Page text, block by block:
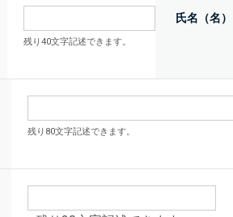
残り40文字記述できます。
氏名（名）
残り80文字記述できます。